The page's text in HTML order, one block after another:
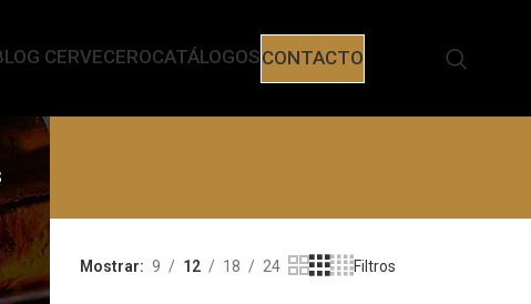
CERVECEROCATÁLOGOSCONTACTO
Mostrar 9 12 18 24 Filtros